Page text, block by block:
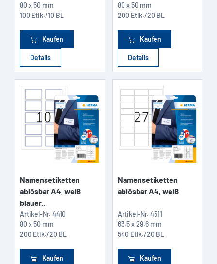
80 x 50 mm
100 Etik./10 BL
Kaufen
Details
80 x 50 mm
200 Etik./20 BL
Kaufen
Details
Namensetiketten
ablösbar A4, weiß
blauer...
Artikel-Nr. 4410
80 x 50 mm
200 Etik./20 BL
Kaufen
Namensetiketten
ablösbar A4, weiß
Artikel-Nr. 4511
63,5 x 29,6 mm
540 Etik./20 BL
Kaufen